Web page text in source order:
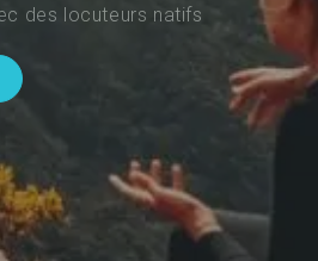
des locuteurs natifs